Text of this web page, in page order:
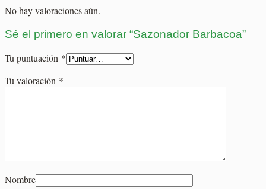
No hay valoraciones aún.
Sé el primero en valorar “Sazonador Barbacoa”
Tu puntuación *
Tu valoración *
Nombre